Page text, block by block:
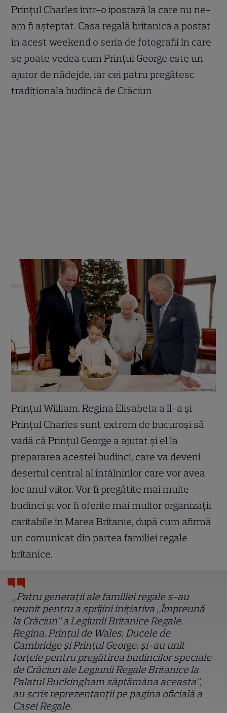
Prințul Charles într-o ipostază la care nu ne-
am fi așteptat. Casa regală britanică a postat
în acest weekend o seria de fotografii în care
se poate vedea cum Prințul George este un
ajutor de nădejde, iar cei patru pregătesc
tradiționala budincă de Crăciun
Prințul William, Regina Elisabeta a II-a și
Prințul Charles sunt extrem de bucuroși să
vadă că Prințul George a ajutat și el la
prepararea acestei budinci, care va deveni
desertul central al întâlnirilor care vor avea
loc anul viitor. Vor fi pregătite mai multe
budinci și vor fi oferite mai multor organizații
caritabile în Marea Britanie, după cum afirmă
un comunicat din partea familiei regale
britanice.
„Patru generații ale familiei regale s-au
reunit pentru a sprijini inițiativa „Împreună
la Crăciun” a Legiunii Britanice Regale.
Regina, Prințul de Wales, Ducele de
Cambridge și Prințul George, și-au unit
forțele pentru pregătirea budincilor speciale
de Crăciun ale Legiunii Regale Britanice la
Palatul Buckingham săptămâna aceasta”,
au scris reprezentanții pe pagina oficială a
Casei Regale.